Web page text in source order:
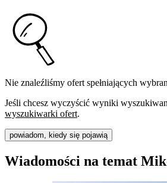
Nie znaleźliśmy ofert spełniających
Jeśli chcesz wyczyścić wyniki
wyszukiwarki ofert.
powiadom, kiedy się pojawią
Wiadomości na temat